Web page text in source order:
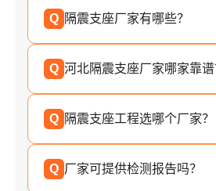
Q 隔震支座厂家有哪些？
Q 河北隔震支座厂家哪家靠谱
Q 隔震支座工程选哪个厂家？
Q 厂家可提供检测报告吗？